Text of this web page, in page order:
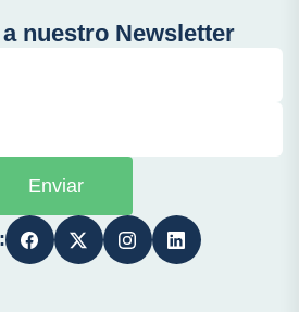
nuestro Newsletter
Enviar